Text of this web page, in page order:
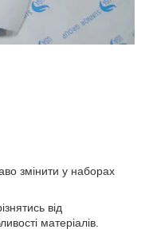
змінити у наборах
від
матеріалів.